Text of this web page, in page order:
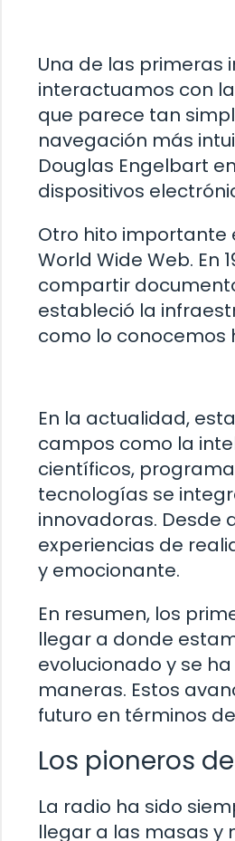
Una de las primeras
interactuamos con
que parece tan
navegación más
Douglas Engelbart
dispositivos
Otro hito importante
World Wide Web. En
compartir
estableció la
como lo conocemos
En la actualidad,
campos como la
científicos,
tecnologías se
innovadoras. Desde
experiencias de
y emocionante.
En resumen, los
llegar a donde
evolucionado y se
maneras. Estos
futuro en términos
Los pioneros
La radio ha sido
llegar a las masas y